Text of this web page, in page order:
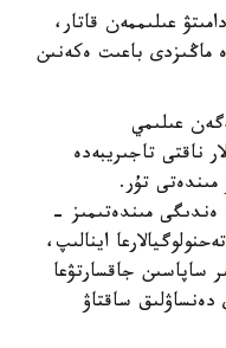
عىلىممەن قاتار،
ماڭىزدى باعىت ەكەنىن
عىلىمي
ناقتى تاجىريبەدە
مىندەتى تۇر.
ەندىگى مىندەتىمىز -
اينالىپ،
ساپاسىن جاقسارتۋعا
ساقتاۋ